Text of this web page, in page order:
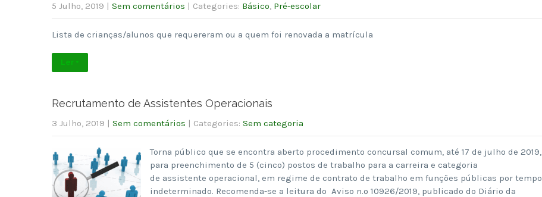
5 Julho, 2019 | Sem comentários | Categories: Básico, Pré-escolar
Lista de crianças/alunos que requereram ou a quem foi renovada a matrícula
Ler +
Recrutamento de Assistentes Operacionais
3 Julho, 2019 | Sem comentários | Categories: Sem categoria
Torna público que se encontra aberto procedimento concursal comum, até 17 de julho de 2019,
para preenchimento de 5 (cinco) postos de trabalho para a carreira e categoria
de assistente operacional, em regime de contrato de trabalho em funções públicas por tempo
indeterminado. Recomenda-se a leitura do Aviso n.º 10926/2019, publicado do Diário da